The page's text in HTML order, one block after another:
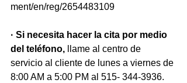
ment/en/reg/2654483109
· Si necesita hacer la cita por medio
del teléfono, llame al centro de
servicio al cliente de lunes a viernes de
8:00 AM a 5:00 PM al 515- 344-3936.